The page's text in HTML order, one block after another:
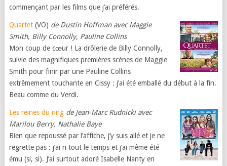
commençant par les films que j’ai préférés.
Quartet(VO) de Dustin Hoffman avec Maggie
Smith, Billy Connolly, Pauline Collins
Mon coup de cœur ! La drôlerie de Billy Connolly,
suivie des magnifiques premières scènes de Maggie
Smith pour finir par une Pauline Collins
extrêmement touchante en Cissy : j’ai été emballé du début à la fin.
Beau comme du Verdi.
Les reines du ring de Jean-Marc Rudnicki avec
Marilou Berry, Nathalie Baye
Bien que repoussé par l’affiche, j’y suis allé et je ne
regrette pas : j’ai ri tout le temps et j’ai même été
ému (si, si). J’ai surtout adoré Isabelle Nanty en